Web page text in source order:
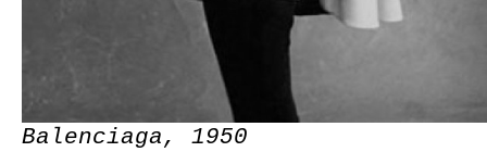
Balenciaga, 1950